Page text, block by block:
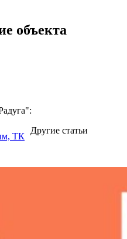
объекта
Другие статьи